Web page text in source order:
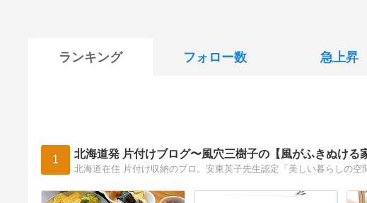
ランキング フォロー数 急上昇
1 北海道発 片付けブログ〜風穴三樹子の【風がふきぬける